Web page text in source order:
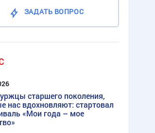
ЗАДАТЬ ВОПРОС
старшего поколения,
нас вдохновляют: стартовал
«Мои года – мое